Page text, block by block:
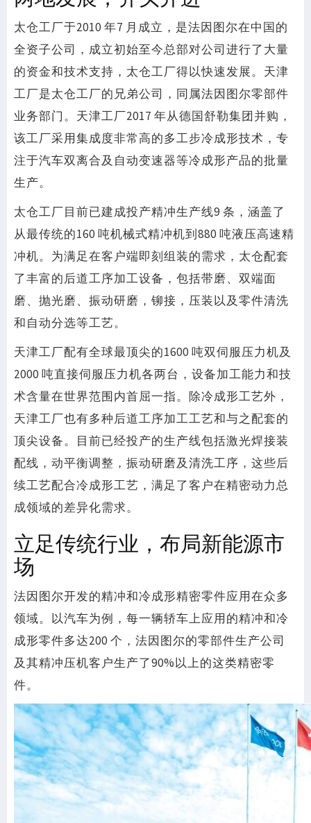
太仓工厂于2010 年7 月成立，是法因图尔在中国的
全资子公司，成立初始至今总部对公司进行了大量
的资金和技术支持，太仓工厂得以快速发展。天津
工厂是太仓工厂的兄弟公司，同属法因图尔零部件
业务部门。天津工厂2017 年从德国舒勒集团并购，
该工厂采用集成度非常高的多工步冷成形技术，专
注于汽车双离合及自动变速器等冷成形产品的批量
生产。
太仓工厂目前已建成投产精冲生产线9 条，涵盖了
从最传统的160 吨机械式精冲机到880 吨液压高速精
冲机。为满足在客户端即刻组装的需求，太仓配套
了丰富的后道工序加工设备，包括带磨、双端面
磨、抛光磨、振动研磨，铆接，压装以及零件清洗
和自动分选等工艺。
天津工厂配有全球最顶尖的1600 吨双伺服压力机及
2000 吨直接伺服压力机各两台，设备加工能力和技
术含量在世界范围内首屈一指。除冷成形工艺外，
天津工厂也有多种后道工序加工工艺和与之配套的
顶尖设备。目前已经投产的生产线包括激光焊接装
配线，动平衡调整，振动研磨及清洗工序，这些后
续工艺配合冷成形工艺，满足了客户在精密动力总
成领域的差异化需求。
立足传统行业，布局新能源市
场
法因图尔开发的精冲和冷成形精密零件应用在众多
领域。以汽车为例，每一辆轿车上应用的精冲和冷
成形零件多达200 个，法因图尔的零部件生产公司
及其精冲压机客户生产了90%以上的这类精密零
件。